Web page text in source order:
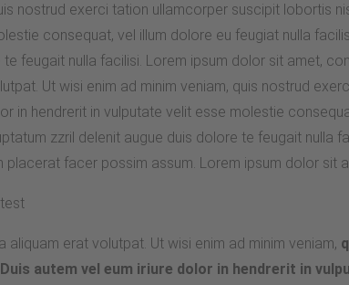
nostrud exerci tation ullamcorper suscipit lobortis
consequat, vel illum dolore eu feugiat nulla
feugait nulla facilisi. Lorem ipsum dolor sit amet,
Ut wisi enim ad minim veniam, quis nostrud
in hendrerit in vulputate velit esse molestie
zzril delenit augue duis dolore te feugait nulla
facer possim assum. Lorem ipsum dolor sit
test
erat volutpat. Ut wisi enim ad minim veniam,
autem vel eum iriure dolor in hendrerit in